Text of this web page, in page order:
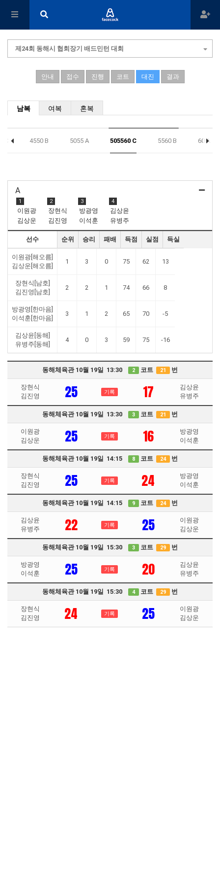
제24회 동해시 협회장기 배드민턴 대회
안내 접수 진행 코트 대진 결과
남복 여복 혼복
4550 B 5055 A 505560 C 5560 B 60 A
A
1
이원광
김상운
2
장현식
김진영
3
방광영
이석훈
4
김상윤
유병주
선수 순위 승리 패배 득점 실점 득실
이원광[해오름]
김상운[해오름]
1 3 0 75 62 13
장현식[남호]
김진영[남호]
2 2 1 74 66 8
방광영[한마음]
이석훈[한마음]
3 1 2 65 70 -5
김상윤[동해]
유병주[동해]
4 0 3 59 75 -16
동해체육관 10월 19일 13:30 2 코트 21 번
장현식
김진영
25 기록 17
김상윤
유병주
동해체육관 10월 19일 13:30 3 코트 21 번
이원광
김상운
25 기록 16
방광영
이석훈
동해체육관 10월 19일 14:15 8 코트 24 번
장현식
김진영
25 기록 24
방광영
이석훈
동해체육관 10월 19일 14:15 9 코트 24 번
김상윤
유병주
22 기록 25
이원광
김상운
동해체육관 10월 19일 15:30 3 코트 29 번
방광영
이석훈
25 기록 20
김상윤
유병주
동해체육관 10월 19일 15:30 4 코트 29 번
장현식
김진영
24 기록 25
이원광
김상운